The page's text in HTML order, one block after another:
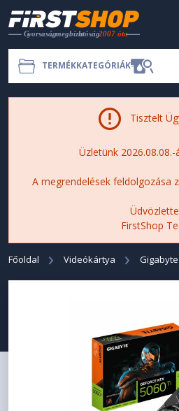
TERMÉKKATEGÓRIÁK
Tisztelt
Üzletünk
A megrendelések feldolgozása
FirstShop
Főoldal Videókártya